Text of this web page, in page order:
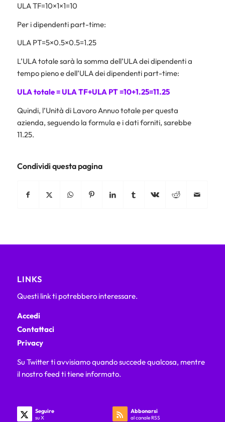
ULA TF=10×1×1=10
Per i dipendenti part-time:
ULA PT=5×0.5×0.5=1.25
L’ULA totale sarà la somma dell’ULA dei dipendenti a
tempo pieno e dell’ULA dei dipendenti part-time:
ULA totale = ULA TF+ULA PT =10+1.25=11.25
Quindi, l’Unità di Lavoro Annuo totale per questa
azienda, seguendo la formula e i dati forniti, sarebbe
11.25.
Condividi questa pagina
LINKS
Questi link ti potrebbero interessare.
Accedi
Contattaci
Privacy
Su Twitter ti avvisiamo quando succede qualcosa, mentre
il nostro feed ti tiene informato.
Seguire
su X
Abbonarsi
al canale RSS